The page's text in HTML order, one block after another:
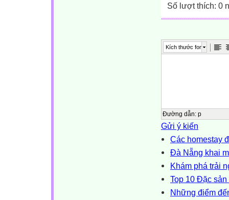
Số lượt thích: 0
Kích thước font
Đường dẫn: p
Gửi ý kiến
Các homestay
Đà Nẵng khai
Khám phá trải
Top 10 Đặc
Những điểm